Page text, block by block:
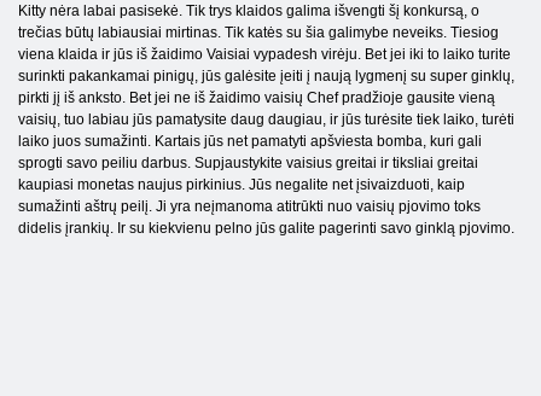
Kitty nėra labai pasisekė. Tik trys klaidos galima išvengti šį konkursą, o
trečias būtų labiausiai mirtinas. Tik katės su šia galimybe neveiks. Tiesiog
viena klaida ir jūs iš žaidimo Vaisiai vypadesh virėju. Bet jei iki to laiko turite
surinkti pakankamai pinigų, jūs galėsite įeiti į naują lygmenį su super ginklų,
pirkti jį iš anksto. Bet jei ne iš žaidimo vaisių Chef pradžioje gausite vieną
vaisių, tuo labiau jūs pamatysite daug daugiau, ir jūs turėsite tiek laiko, turėti
laiko juos sumažinti. Kartais jūs net pamatyti apšviesta bomba, kuri gali
sprogti savo peiliu darbus. Supjaustykite vaisius greitai ir tiksliai greitai
kaupiasi monetas naujus pirkinius. Jūs negalite net įsivaizduoti, kaip
sumažinti aštrų peilį. Ji yra neįmanoma atitrūkti nuo vaisių pjovimo toks
didelis įrankių. Ir su kiekvienu pelno jūs galite pagerinti savo ginklą pjovimo.